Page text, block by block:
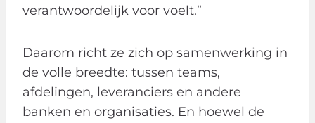
verantwoordelijk voor voelt.”
Daarom richt ze zich op samenwerking in
de volle breedte: tussen teams,
afdelingen, leveranciers en andere
banken en organisaties. En hoewel de